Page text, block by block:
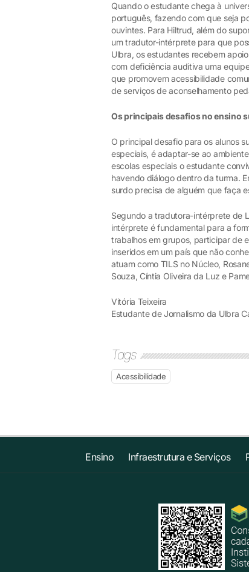
Quando o estudante chega à
português, fazendo com que seja
ouvintes. Para Hiltrud, além do
um tradutor-intérprete para que
Ulbra, os estudantes recebem
com deficiência auditiva uma
que promovem acessibilidade
de serviços de aconselhamento
Os principais desafios no ensino
O principal desafio para os alunos
especiais, é adaptar-se ao
escolas especiais o estudante
havendo diálogo dentro da turma.
surdo precisa de alguém que faça
Segundo a tradutora-intérprete de
intérprete é fundamental para a
trabalhos em grupos, participar de
inseridos em um país que não
atuam como TILS no Núcleo,
Souza, Cíntia Oliveira da Luz e
Vitória Teixeira
Estudante de Jornalismo da Ulbra
Tags
Acessibilidade
Ensino Infraestrutura e Serviços